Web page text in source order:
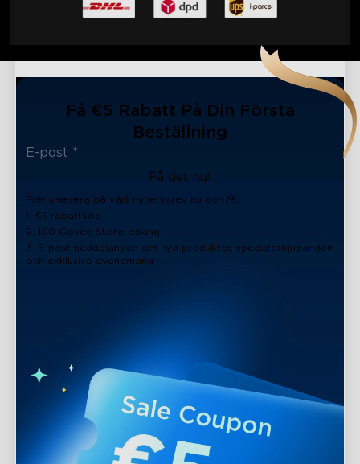
Få €5 Rabatt På Din Första
Beställning
Få det nu!
Prenumerera på vårt nyhetsbrev nu och få:
1. €5 rabattkod
2. 100 Govee Store-poäng
3. E-postmeddelanden om nya produkter, specialerbjudanden
och exklusiva evenemang